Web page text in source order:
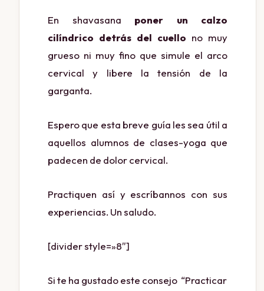
En shavasana poner un calzo
cilíndrico detrás del cuello no muy
grueso ni muy fino que simule el arco
cervical y libere la tensión de la
garganta.
Espero que esta breve guía les sea útil a
aquellos alumnos de clases-yoga que
padecen de dolor cervical.
Practiquen así y escríbannos con sus
experiencias. Un saludo.
[divider style=»8″]
Si te ha gustado este consejo “Practicar